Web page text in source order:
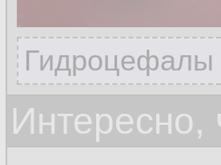
Гидроцефалы
Интересно,